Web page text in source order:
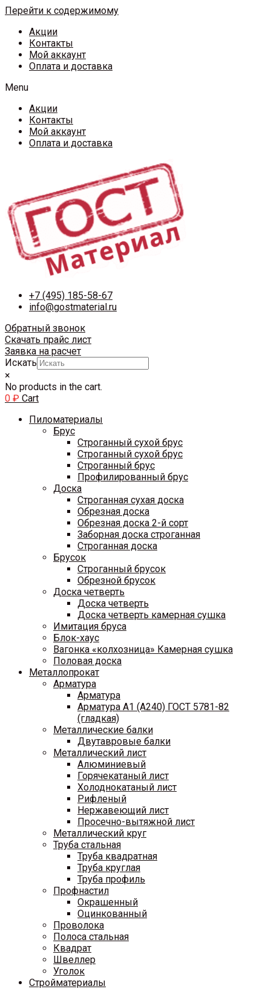
Перейти к содержимому
Акции
Контакты
Мой аккаунт
Оплата и доставка
Menu
Акции
Контакты
Мой аккаунт
Оплата и доставка
+7 (495) 185-58-67
info@gostmaterial.ru
Обратный звонок
Скачать прайс лист
Заявка на расчет
Искать
×
No products in the cart.
0 ₽ Cart
Пиломатериалы
Брус
Строганный сухой брус
Строганный сухой брус
Строганный брус
Профилированный брус
Доска
Строганная сухая доска
Обрезная доска
Обрезная доска 2-й сорт
Заборная доска строганная
Строганная доска
Брусок
Строганный брусок
Обрезной брусок
Доска четверть
Доска четверть
Доска четверть камерная сушка
Имитация бруса
Блок-хаус
Вагонка «колхозница» Камерная сушка
Половая доска
Металлопрокат
Арматура
Арматура
Арматура A1 (A240) ГОСТ 5781-82
(гладкая)
Металлические балки
Двутавровые балки
Металлический лист
Алюминиевый
Горячекатаный лист
Холоднокатаный лист
Рифленый
Нержавеющий лист
Просечно-вытяжной лист
Металлический круг
Труба стальная
Труба квадратная
Труба круглая
Труба профиль
Профнастил
Окрашенный
Оцинкованный
Проволока
Полоса стальная
Квадрат
Швеллер
Уголок
Стройматериалы